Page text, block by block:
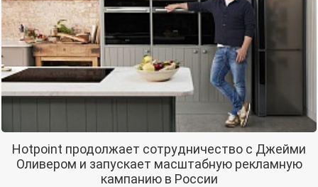
Hotpoint продолжает сотрудничество с Джейми
Оливером и запускает масштабную рекламную
кампанию в России